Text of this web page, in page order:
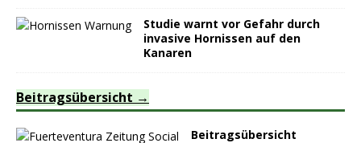
Studie warnt vor Gefahr durch
invasive Hornissen auf den
Kanaren
Beitragsübersicht
Beitragsübersicht